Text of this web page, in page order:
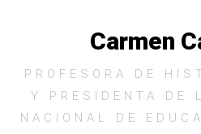
Carmen
PROFESORA DE
Y PRESIDENTA DE
NACIONAL DE